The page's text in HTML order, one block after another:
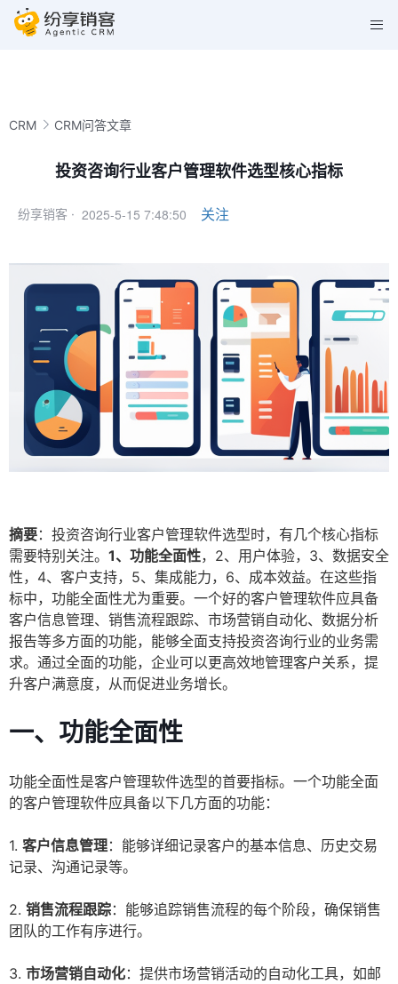
CRM CRM问答文章
投资咨询行业客户管理软件选型核心指标
纷享销客 · 2025-5-15 7:48:50 关注
摘要：投资咨询行业客户管理软件选型时，有几个核心指标
需要特别关注。 1、功能全面性，2、用户体验，3、数据安全
性，4、客户支持，5、集成能力，6、成本效益。在这些指
标中，功能全面性尤为重要。一个好的客户管理软件应具备
客户信息管理、销售流程跟踪、市场营销自动化、数据分析
报告等多方面的功能，能够全面支持投资咨询行业的业务需
求。通过全面的功能，企业可以更高效地管理客户关系，提
升客户满意度，从而促进业务增长。
一、功能全面性
功能全面性是客户管理软件选型的首要指标。一个功能全面
的客户管理软件应具备以下几方面的功能：
1. 客户信息管理：能够详细记录客户的基本信息、历史交易
记录、沟通记录等。
2. 销售流程跟踪：能够追踪销售流程的每个阶段，确保销售
团队的工作有序进行。
3. 市场营销自动化：提供市场营销活动的自动化工具，如邮